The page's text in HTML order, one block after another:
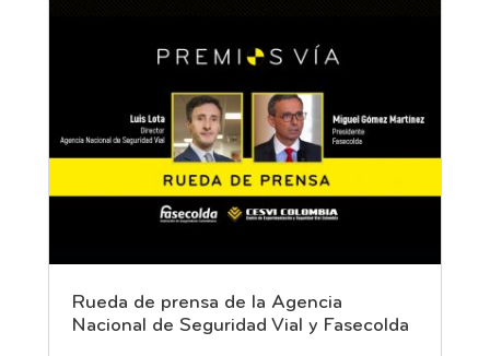
Rueda de prensa de la Agencia
Nacional de Seguridad Vial y Fasecolda